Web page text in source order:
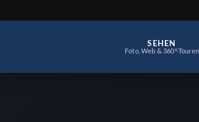
SEHEN
Foto, Web & 360°-Touren